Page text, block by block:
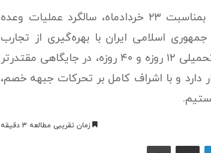
سپاه پاسداران انقلاب اسلامی با صدور بیانیه‌ای بمناسبت ۲۳ خردادماه، سالگرد عملیات وعده
جمهوری اسلامی ایران با بهره‌گیری از تجارب
ارزشمند دفاع مقدس و نبرد تاریخی در جنگ‌های تحمیلی ۱۲ روزه و ۴۰ روزه، در جایگاهی مقتدرتر
دارد و با اشراف کامل بر تحرکات جبهه خصم،
زمان تقریبی مطالعه 3 دقیقه
لینکداین